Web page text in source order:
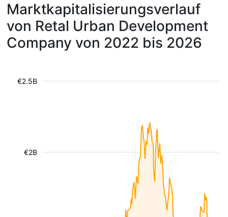
Marktkapitalisierungsverlauf
von Retal Urban Development
Company von 2022 bis 2026
€2B
€2.5B